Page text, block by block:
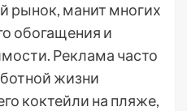
рынок, манит многих
обогащения и
Реклама часто
жизни
коктейли на пляже,